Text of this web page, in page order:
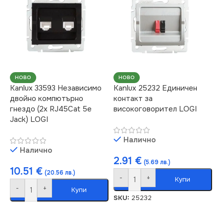
РАМКА Четворна СТЕПЕН НА ЗАЩИТА
ЦВЯТ
МАРКА
КЛЮЧ
НОВО
Kanlux 33593 Независимо
двойно компютърно
гнездо (2x RJ45Cat 5e
Jack) LOGI
Налично
10.51 € (20.56 лв.)
- + Купи
НОВО
Kanlux 25232 Единичен
контакт за
високоговорител LOGI
Налично
2.91 € (5.69 лв.)
- + Купи
SKU: 25232